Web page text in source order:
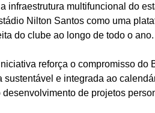
infraestrutura multifuncional do
Nilton Santos como uma
do clube ao longo de todo o ano.
reforça o compromisso
e integrada ao
de projetos